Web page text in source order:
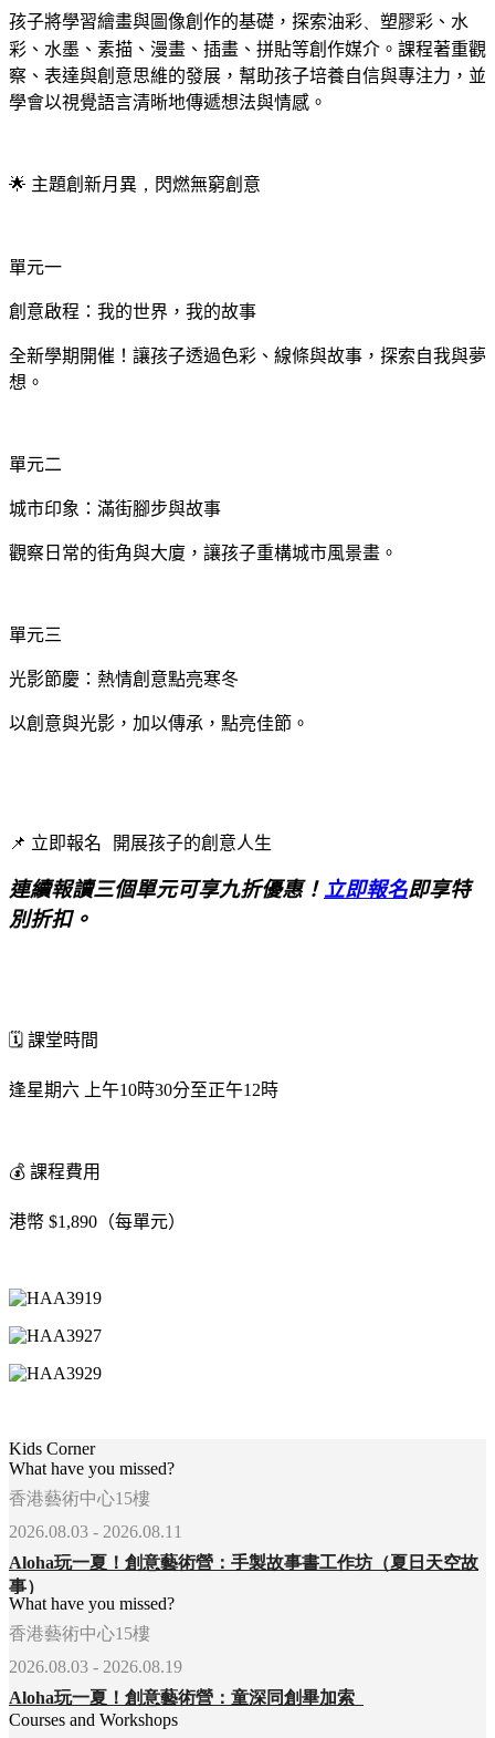
孩子將學習繪畫與圖像創作的基礎，探索油彩
塑膠彩、水
彩、水墨、素描、漫畫、插畫、拼貼等創作媒介。課程著重觀
察、表達與創意思維的發展，幫助孩子培養自信與專注力，並
學會以視覺語言清晰地傳遞想法與情感。
🌟 主題創新月異 ， 閃燃無窮創意
單元一
創意啟程：我的世界，我的故事
全新學期開催！讓孩子透過色彩、線條與故事，探索自我與夢
想。
單元二
城市印象：滿街腳步與故事
觀察日常的街角與大廈，讓孩子重構城市風景畫。
單元三
光影節慶：熱情創意點亮寒冬
以創意與光影，加以傳承，點亮佳節。
📌 立即報名 開展孩子的創意人生
連續報讀三個單元可享九折優惠！ 立即報名即享特
別折扣。
🗓 課堂時間
逢星期六 上午10時30分至正午12時
💰 課程費用
港幣 $1,890 （每單元）
Kids Corner
What have you missed?
香港藝術中心15樓
2026.08.03 - 2026.08.11
Aloha玩一夏！創意藝術營：手製故事書工作坊（夏日天空故
What have you missed?
香港藝術中心15樓
2026.08.03 - 2026.08.19
Aloha玩一夏！創意藝術營：童深同創畢加索
Courses and Workshops